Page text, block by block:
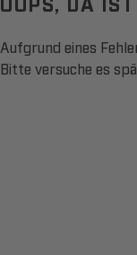
Aufgrund eines
Bitte versuche es